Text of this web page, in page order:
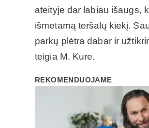
ateityje dar labiau išaugs,
išmetamą teršalų kiekį.
parkų plėtra dabar ir
teigia M. Kure.
REKOMENDUOJAME